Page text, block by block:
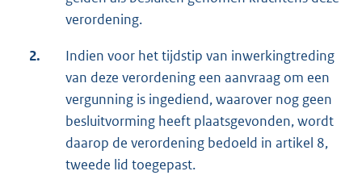
verordening.
2.
Indien voor het tijdstip van inwerkingtreding
van deze verordening een aanvraag om een
vergunning is ingediend, waarover nog geen
besluitvorming heeft plaatsgevonden, wordt
daarop de verordening bedoeld in artikel 8,
tweede lid toegepast.